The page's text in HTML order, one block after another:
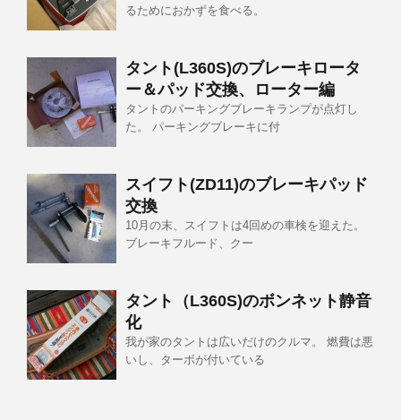
るためにおかずを食べる。
タント(L360S)のブレーキロータ
ー＆パッド交換、ローター編
タントのパーキングブレーキランプが点灯し
た。 パーキングブレーキに付
スイフト(ZD11)のブレーキパッド
交換
10月の末、スイフトは4回めの車検を迎えた。
ブレーキフルード、クー
タント（L360S)のボンネット静音
化
我が家のタントは広いだけのクルマ。 燃費は悪
いし、ターボが付いている